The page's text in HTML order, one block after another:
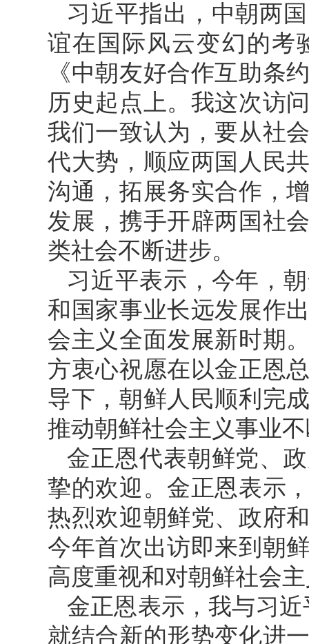
习近平指出，中朝两
谊在国际风云变幻的考
《中朝友好合作互助条
历史起点上。我这次访
我们一致认为，要从社
代大势，顺应两国人民
沟通，拓展务实合作，
发展，携手开辟两国社
类社会不断进步。
习近平表示，今年，
和国家事业长远发展作
会主义全面发展新时期
方衷心祝愿在以金正恩
导下，朝鲜人民顺利完
推动朝鲜社会主义事业
金正恩代表朝鲜党、
挚的欢迎。金正恩表示
热烈欢迎朝鲜党、政府
今年首次出访即来到朝
高度重视和对朝鲜社会
金正恩表示，我与习
就结合新的形势变化进